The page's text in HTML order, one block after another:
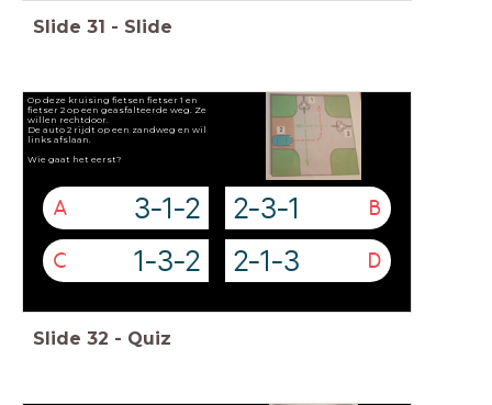
Slide 31 - Slide
Op deze kruising fietsen fietser 1 en
fietser 2 op een geasfalteerde weg. Ze
willen rechtdoor.
De auto 2 rijdt op een zandweg en wil
links afslaan.
Wie gaat het eerst?
A 3-1-2 B
2-3-1
C 1-3-2 D
2-1-3
Slide 32 - Quiz